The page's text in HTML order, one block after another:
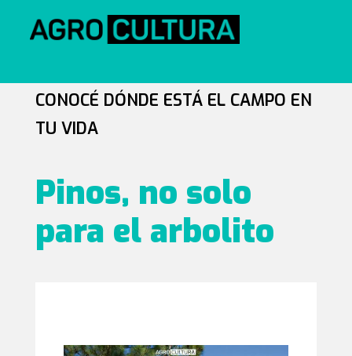
CONOCÉ DÓNDE ESTÁ EL CAMPO EN
TU VIDA
Pinos, no solo
para el arbolito